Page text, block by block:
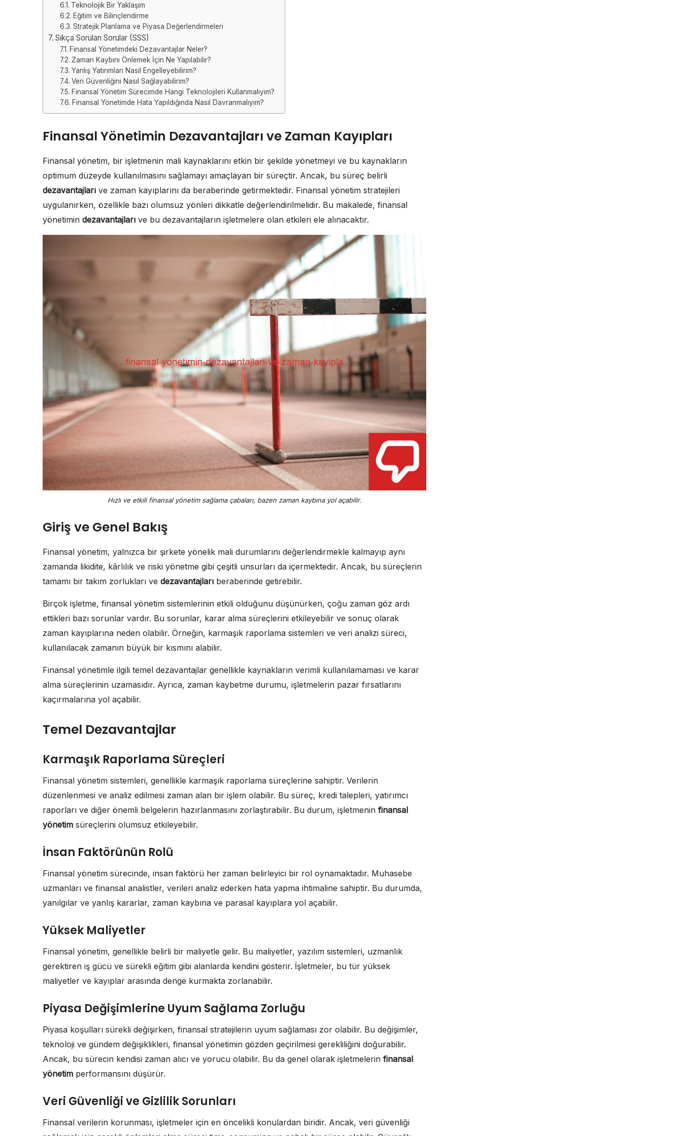
Teknolojik Bir Yaklaşım
Eğitim ve Bilinçlendirme
Stratejik Planlama ve Piyasa Değerlendirmeleri
Sıkça Sorulan Sorular (SSS)
Finansal Yönetimdeki Dezavantajlar Neler?
Zaman Kaybını Önlemek İçin Ne Yapılabilir?
Yanlış Yatırımları Nasıl Engelleyebilirim?
Veri Güvenliğini Nasıl Sağlayabilirim?
Finansal Yönetim Sürecimde Hangi Teknolojileri Kullanmalıyım?
Finansal Yönetimde Hata Yapıldığında Nasıl Davranmalıyım?
Finansal Yönetimin Dezavantajları ve Zaman Kayıpları
Finansal yönetim, bir işletmenin mali kaynaklarını etkin bir şekilde yönetmeyi ve bu kaynakların
optimum düzeyde kullanılmasını sağlamayı amaçlayan bir süreçtir. Ancak, bu süreç belirli
dezavantajları ve zaman kayıplarını da beraberinde getirmektedir. Finansal yönetim stratejileri
uygulanırken, özellikle bazı olumsuz yönleri dikkatle değerlendirilmelidir. Bu makalede, finansal
yönetimin dezavantajları ve bu dezavantajların işletmelere olan etkileri ele alınacaktır.
Hızlı ve etkili finansal yönetim sağlama çabaları, bazen zaman kaybına yol açabilir.
Giriş ve Genel Bakış
Finansal yönetim, yalnızca bir şirkete yönelik mali durumlarını değerlendirmekle kalmayıp aynı
zamanda likidite, kârlılık ve riski yönetme gibi çeşitli unsurları da içermektedir. Ancak, bu süreçlerin
tamamı bir takım zorlukları ve dezavantajları beraberinde getirebilir.
Birçok işletme, finansal yönetim sistemlerinin etkili olduğunu düşünürken, çoğu zaman göz ardı
ettikleri bazı sorunlar vardır. Bu sorunlar, karar alma süreçlerini etkileyebilir ve sonuç olarak
zaman kayıplarına neden olabilir. Örneğin, karmaşık raporlama sistemleri ve veri analizi süreci,
kullanılacak zamanın büyük bir kısmını alabilir.
Finansal yönetimle ilgili temel dezavantajlar genellikle kaynakların verimli kullanılamaması ve karar
alma süreçlerinin uzamasıdır. Ayrıca, zaman kaybetme durumu, işletmelerin pazar fırsatlarını
kaçırmalarına yol açabilir.
Temel Dezavantajlar
Karmaşık Raporlama Süreçleri
Finansal yönetim sistemleri, genellikle karmaşık raporlama süreçlerine sahiptir. Verilerin
düzenlenmesi ve analiz edilmesi zaman alan bir işlem olabilir. Bu süreç, kredi talepleri, yatırımcı
raporları ve diğer önemli belgelerin hazırlanmasını zorlaştırabilir. Bu durum, işletmenin finansal
yönetim süreçlerini olumsuz etkileyebilir.
İnsan Faktörünün Rolü
Finansal yönetim sürecinde, insan faktörü her zaman belirleyici bir rol oynamaktadır. Muhasebe
uzmanları ve finansal analistler, verileri analiz ederken hata yapma ihtimaline sahiptir. Bu durumda,
yanılgılar ve yanlış kararlar, zaman kaybına ve parasal kayıplara yol açabilir.
Yüksek Maliyetler
Finansal yönetim, genellikle belirli bir maliyetle gelir. Bu maliyetler, yazılım sistemleri, uzmanlık
gerektiren iş gücü ve sürekli eğitim gibi alanlarda kendini gösterir. İşletmeler, bu tür yüksek
maliyetler ve kayıplar arasında denge kurmakta zorlanabilir.
Piyasa Değişimlerine Uyum Sağlama Zorluğu
Piyasa koşulları sürekli değişirken, finansal stratejilerin uyum sağlaması zor olabilir. Bu değişimler,
teknoloji ve gündem değişiklikleri, finansal yönetimin gözden geçirilmesi gerekliliğini doğurabilir.
Ancak, bu sürecin kendisi zaman alıcı ve yorucu olabilir. Bu da genel olarak işletmelerin finansal
yönetim performansını düşürür.
Veri Güvenliği ve Gizlilik Sorunları
Finansal verilerin korunması, işletmeler için en öncelikli konulardan biridir. Ancak, veri güvenliği